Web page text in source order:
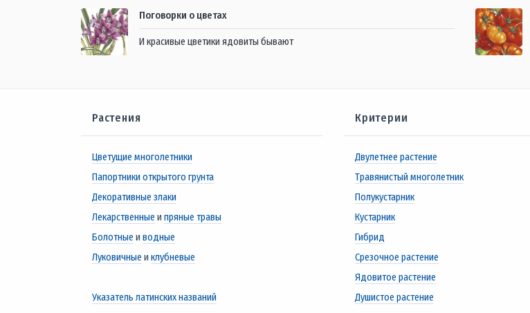
Поговорки о цветах
И красивые цветики ядовиты бывают
Растения
Цветущие многолетники
Папортники открытого грунта
Декоративные злаки
Лекарственные и пряные травы
Болотные и водные
Луковичные и клубневые
Указатель латинских названий
Критерии
Двулетнее растение
Травянистый многолетник
Полукустарник
Кустарник
Гибрид
Срезочное растение
Ядовитое растение
Душистое растение